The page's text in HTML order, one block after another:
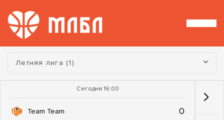
Турнир:
Летняя лига (1)
Сегодня 16:00
Team Team 0